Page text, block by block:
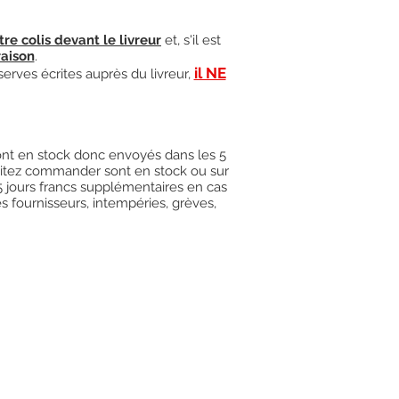
colis devant le livreur et, s'il est
.
écrites auprès du livreur, il NE
en stock donc envoyés dans les 5
commander sont en stock ou sur
francs supplémentaires en cas
fournisseurs, intempéries, grèves,